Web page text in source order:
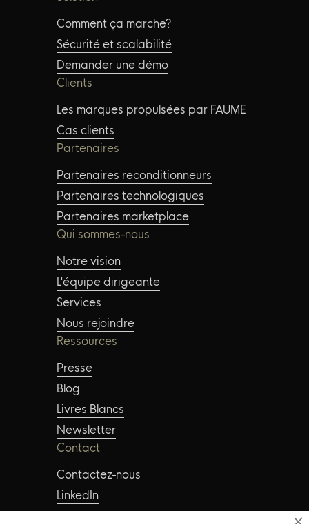
Comment ça marche?
Sécurité et scalabilité
Demander une démo
Clients
Les marques propulsées par FAUME
Cas clients
Partenaires
Partenaires reconditionneurs
Partenaires technologiques
Partenaires marketplace
Qui sommes-nous
Notre vision
L'équipe dirigeante
Services
Nous rejoindre
Ressources
Presse
Blog
Livres Blancs
Newsletter
Contact
Contactez-nous
LinkedIn